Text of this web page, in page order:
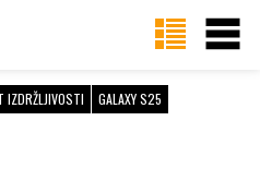
IZDRŽLJIVOSTI
GALAXY S25